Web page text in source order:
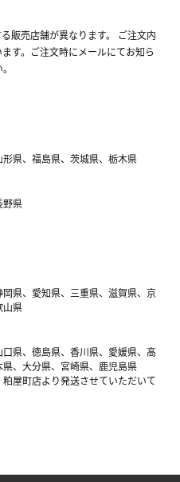
販売店舗が異なります。 ご注文内
す。ご注文時にメールにてお知ら
県、福島県、茨城県、栃木県
野県
県、愛知県、三重県、滋賀県、京
山県
県、徳島県、香川県、愛媛県、高
、大分県、宮崎県、鹿児島県
屋町店より発送させていただいて